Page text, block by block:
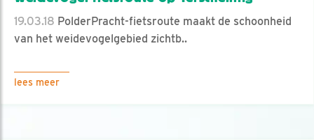
19.03.18 PolderPracht-fietsroute maakt de schoonheid
van het weidevogelgebied zichtb..
lees meer